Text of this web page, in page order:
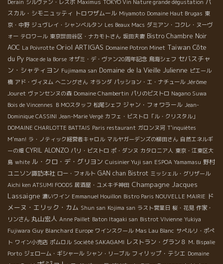
Derain シルヴァン・レスポ Maximus TOKYO Vin Nature grande dégustation パ
スカル・シモニュッティ トロワザムール Miyamoto Domaine Haut Brugas 東
京・中野 ジュヴレイ・シャンベルタン Les Beaux Macs ダミアン・コクレ・ヌーヴ
ォー テロワール 東京世田谷区・ナカモトさん 坂田夫妻 Bistro Chambre Noir
AOC La Poivrotte Oriol ARTIGAS Domaine Potron Minet Taiwan Côte
du Py Place de la Borse オザミ・デ・ヴァン20周年記念 鳥海シェフ セバスチャ
ン・シャティヨン Fujimama san Domaine de la Vieille Julienne ピエール
橋 アド・ヴィヌム へニングさん オランダ パッション・エ・ナチュール Jérôme
Jouret ヴァンセンヌの森 Domaine Chambertin パリのビストロ Nagano Suwa
Bois de Vincennes ＢＭОスタッフ 松尾シェフ ジャン・フォワラール Jean-
Dominique CASSINI Jean-Marie Vergé カフェ・ビストロ「ル・クリスタル」
DOMAINE CHARLOTTE BATTAIS Paris restaurant ガロンヌ河 T'inquiètes
M'man! ラ・ノティック経営者キャロル マルヤガーデンズの柳田さん 自然エネルギ
ーの畑 CYRIL ALONZO パリ・ビストロ ポ・ダンヌ カタロニア人 東京・江東区大
島 white ル・クロ・デ・グリヨン Cuisinier Yuji san ESPOA Yamamasu 野村
ユニソン諏訪本社 ロー・フォルト GAN chan Bistrot ミッシェル・グリザール
Aichi ken ATSUMI FOODS 居酒屋・ユメキチ神田 Champagne Jacques
Lassaigne 濃いワイン Emmanuel Houillon Bistro Paris NOUVELLE MAIRIE ド
メーヌ・エリック・カム Shun san Kojima san ラスト営業日 桜・花見 作家・
リンさん 丸山宏人 Anne Paillet Baton Itagaki san Bistrot VIvienne Yukiya
Fujiwara Guy Blanchard Europe ワインスクール Mas Lau Blanc サぺルリ・ポぺ
ト ワイン小売店 ポムロル Société SAKAGAMI レストラン・グラン８ M. Bispalie
Porto ジェローム・ギシャール シャン・リーブル フィリップ・テシエ Domaine